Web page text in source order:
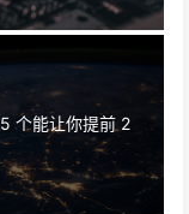
个能让你提前 2